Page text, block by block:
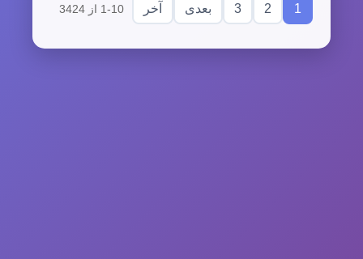
1
2
3 بعدی آخر 1-10 از 3424